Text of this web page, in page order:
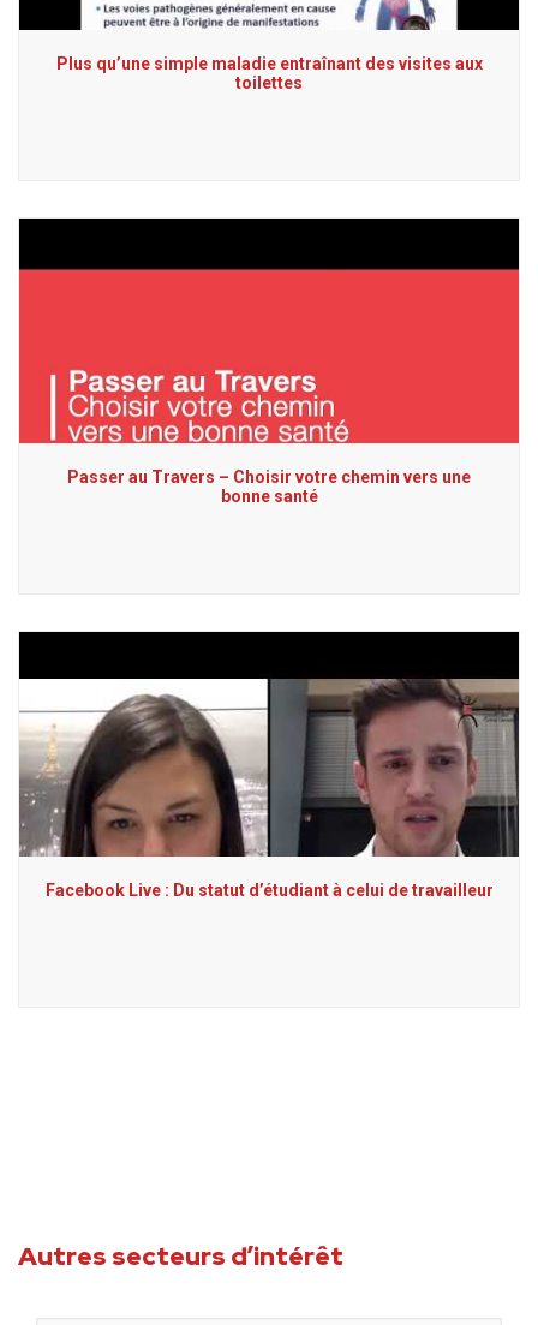
Plus qu’une simple maladie entraînant des visites aux
toilettes
Passer au Travers – Choisir votre chemin vers une
bonne santé
Facebook Live : Du statut d’étudiant à celui de travailleur
Autres secteurs d’intérêt